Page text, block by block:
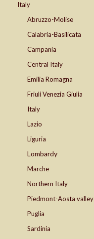
Italy
Abruzzo-Molise
Calabria-Basilicata
Campania
Central Italy
Emilia Romagna
Friuli Venezia Giulia
Italy
Lazio
Liguria
Lombardy
Marche
Northern Italy
Piedmont-Aosta valley
Puglia
Sardinia